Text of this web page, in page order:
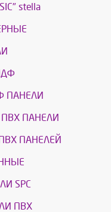
stella
ПАНЕЛИ
ПАНЕЛИ
ПАНЕЛЕЙ
SPC
ПВХ